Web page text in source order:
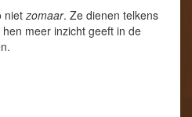
niet zomaar. Ze dienen telkens
meer inzicht geeft in de